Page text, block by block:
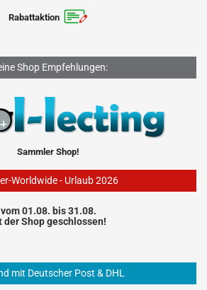
Rabattaktion
Shop Empfehlungen:
Sammler Shop!
Worldwide - Urlaub 2026
vom 01.08. bis 31.08.
der Shop geschlossen!
mit Deutscher Post & DHL